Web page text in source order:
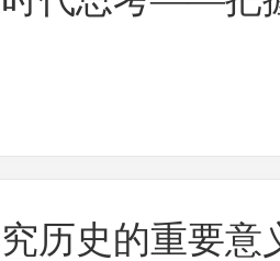
究历史的重要